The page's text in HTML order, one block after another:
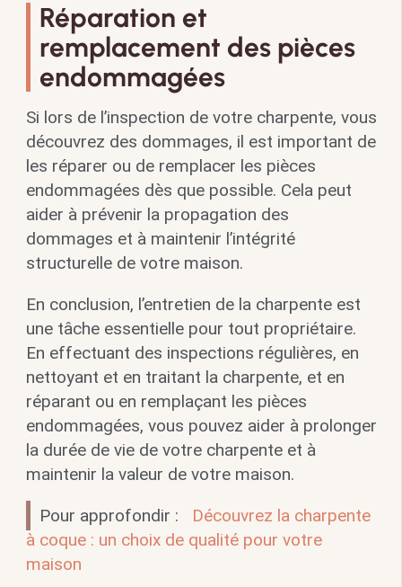
Réparation et
remplacement des pièces
endommagées
Si lors de l’inspection de votre charpente, vous
découvrez des dommages, il est important de
les réparer ou de remplacer les pièces
endommagées dès que possible. Cela peut
aider à prévenir la propagation des
dommages et à maintenir l’intégrité
structurelle de votre maison.
En conclusion, l’entretien de la charpente est
une tâche essentielle pour tout propriétaire.
En effectuant des inspections régulières, en
nettoyant et en traitant la charpente, et en
réparant ou en remplaçant les pièces
endommagées, vous pouvez aider à prolonger
la durée de vie de votre charpente et à
maintenir la valeur de votre maison.
Pour approfondir :
Découvrez la charpente
à coque : un choix de qualité pour votre
maison